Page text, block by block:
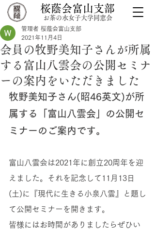
桜蔭会富山支部
お茶の水女子大学同窓会
会員の牧野美知子さんが所属
する富山八雲会の公開セミナ
ーの案内をいただきました
管理者 桜蔭会富山支部
2021年11月4日
牧野美知子さん(昭46英文)が所
属する「富山八雲会」の公開セ
ミナーのご案内です。
富山八雲会は2021年に創立20周年を迎
えました。それを記念して11月13日
(土)に『現代に生きる小泉八雲』と題し
て公開セミナーを開きます。
皆様にはお時間がありましたらぜひい